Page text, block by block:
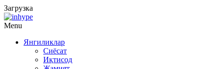
Загрузка
Menu
Янгиликлар
Сиёсат
Иқтисод